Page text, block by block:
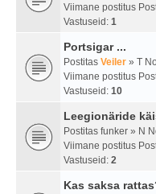
Viimane postitus
Vastuseid: 1
Portsigar ...
Postitas Veiler » T
Viimane postitus
Vastuseid: 10
Leegionäride
Postitas funker » N
Viimane postitus
Vastuseid: 2
Kas saksa